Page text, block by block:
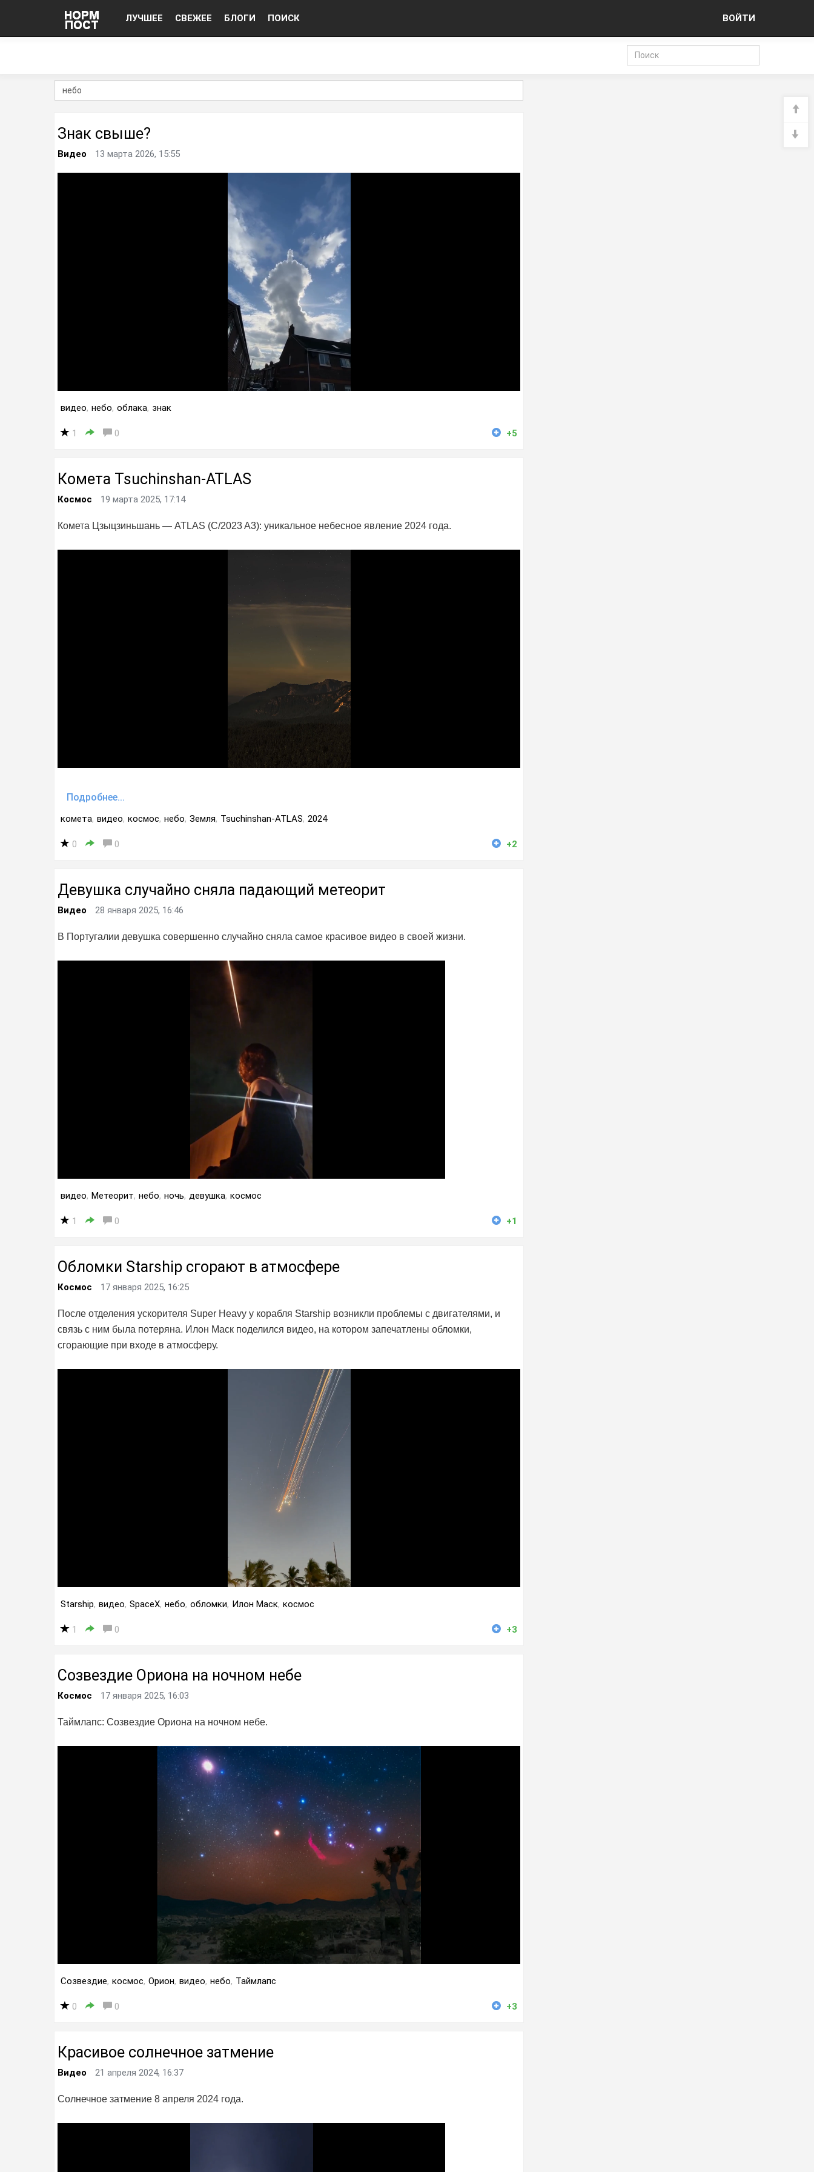
ЛУЧШЕЕ СВЕЖЕЕ БЛОГИ ПОИСК ВОЙТИ
Знак свыше?
Видео 13 марта 2026, 15:55
видео, небо, облака, знак
1 0 +5
Комета Tsuchinshan-ATLAS
Космос 19 марта 2025, 17:14
Комета Цзыцзиньшань — ATLAS (C/2023 A3): уникальное небесное явление 2024 года.
Подробнее...
комета, видео, космос, небо, Земля, Tsuchinshan-ATLAS, 2024
0 0 +2
Девушка случайно сняла падающий метеорит
Видео 28 января 2025, 16:46
В Португалии девушка совершенно случайно сняла самое красивое видео в своей жизни.
видео, Метеорит, небо, ночь, девушка, космос
1 0 +1
Обломки Starship сгорают в атмосфере
Космос 17 января 2025, 16:25
После отделения ускорителя Super Heavy у корабля Starship возникли проблемы с двигателями, и
связь с ним была потеряна. Илон Маск поделился видео, на котором запечатлены обломки,
сгорающие при входе в атмосферу.
Starship, видео, SpaceX, небо, обломки, Илон Маск, космос
1 0 +3
Созвездие Ориона на ночном небе
Космос 17 января 2025, 16:03
Таймлапс: Созвездие Ориона на ночном небе.
Созвездие, космос, Орион, видео, небо, Таймлапс
0 0 +3
Красивое солнечное затмение
Видео 21 апреля 2024, 16:37
Солнечное затмение 8 апреля 2024 года.